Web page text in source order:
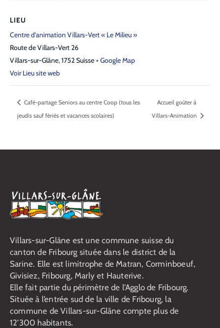
LIEU
Centre d’animation Villars-Vert « Le Milieu »
Route de Villars-Vert 26
Villars-sur-Glâne,1752Suisse+ Google Map
Voir Lieu site web
Café-partage Seniors au centre Coop (tous les
jeudis sauf fériés et vacances scolaires)
Accueil goûter à
Villars-Animation
Villars-sur-Glâne est une commune suisse du
canton de Fribourg située dans le district de la
Sarine. Elle est limitrophe de Matran, Corminboeuf,
Givisiez, Fribourg, Marly et Hauterive.
Elle fait partie du périmètre de l’Agglo de Fribourg.
Située à l’entrée sud de la ville de Fribourg, la
commune de Villars-sur-Glâne compte plus de
12’300 habitants.